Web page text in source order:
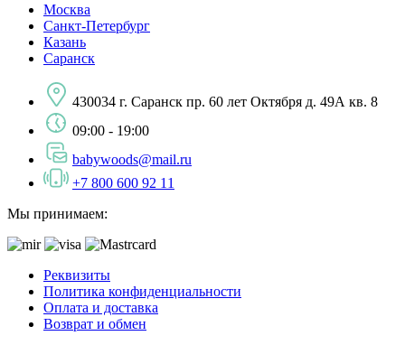
Москва
Санкт-Петербург
Казань
Саранск
430034 г. Саранск пр. 60 лет Октября д. 49А кв. 8
09:00 - 19:00
babywoods@mail.ru
+7 800 600 92 11
Мы принимаем:
Реквизиты
Политика конфиденциальности
Оплата и доставка
Возврат и обмен